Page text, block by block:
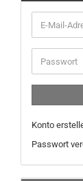
Konto
Passwort